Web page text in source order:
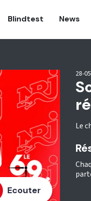
Blindtest News
Ecouter
Le
28-